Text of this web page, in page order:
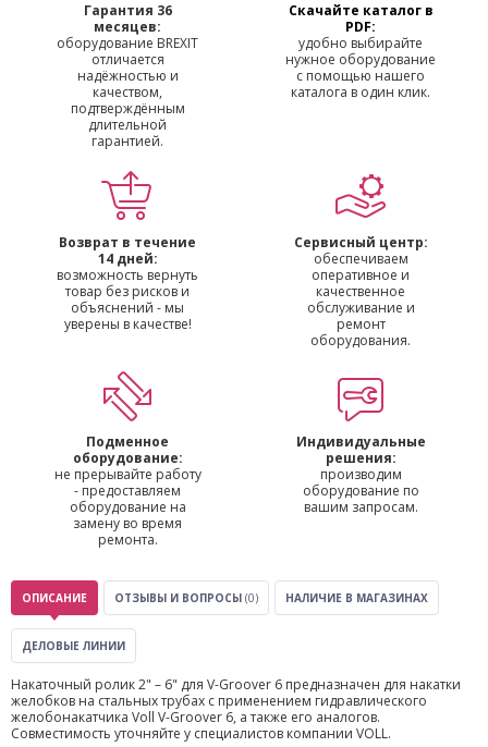
Гарантия 36
месяцев:
оборудование BREXIT
отличается
надёжностью и
качеством,
подтверждённым
длительной
гарантией.
Скачайте каталог в
PDF:
удобно выбирайте
нужное оборудование
с помощью нашего
каталога в один клик.
Возврат в течение
14 дней:
возможность вернуть
товар без рисков и
объяснений - мы
уверены в качестве!
Сервисный центр:
обеспечиваем
оперативное и
качественное
обслуживание и
ремонт
оборудования.
Подменное
оборудование:
не прерывайте работу
- предоставляем
оборудование на
замену во время
ремонта.
Индивидуальные
решения:
производим
оборудование по
вашим запросам.
ОПИСАНИЕ ОТЗЫВЫ И ВОПРОСЫ (0) НАЛИЧИЕ В МАГАЗИНАХ
ДЕЛОВЫЕ ЛИНИИ
Накаточный ролик 2" – 6" для V-Groover 6 предназначен для накатки
желобков на стальных трубах с применением гидравлического
желобонакатчика Voll V-Groover 6, а также его аналогов.
Совместимость уточняйте у специалистов компании VOLL.